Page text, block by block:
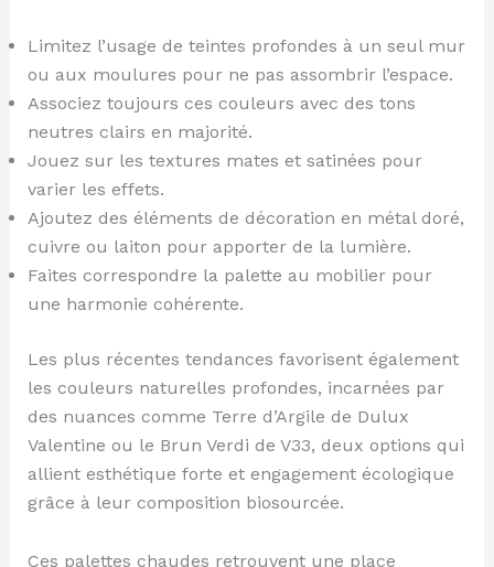
Limitez l’usage de teintes profondes à un seul mur
ou aux moulures pour ne pas assombrir l’espace.
Associez toujours ces couleurs avec des tons
neutres clairs en majorité.
Jouez sur les textures mates et satinées pour
varier les effets.
Ajoutez des éléments de décoration en métal doré,
cuivre ou laiton pour apporter de la lumière.
Faites correspondre la palette au mobilier pour
une harmonie cohérente.
Les plus récentes tendances favorisent également
les couleurs naturelles profondes, incarnées par
des nuances comme Terre d’Argile de Dulux
Valentine ou le Brun Verdi de V33, deux options qui
allient esthétique forte et engagement écologique
grâce à leur composition biosourcée.
Ces palettes chaudes retrouvent une place